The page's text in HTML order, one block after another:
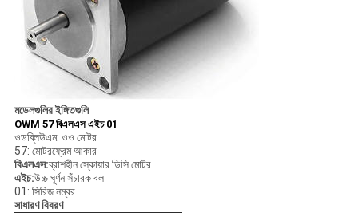
মডেলগুলির ইঙ্গিতগুলি
OWM 57 বিএলএস এইচ 01
ওডব্লিউএম: ওও মোটর
57: মোটরফ্রেম আকার
বিএলএস:ব্রাশহীন স্কোয়ার ডিসি মোটর
এইচ:উচ্চ ঘূর্ণন সঁচারক বল
01: সিরিজ নম্বর
সাধারণ বিবরণ